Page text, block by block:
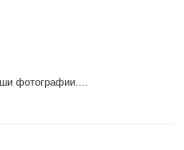
фотографии....